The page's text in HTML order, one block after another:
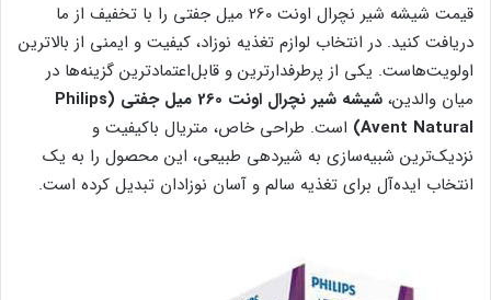
قیمت شیشه شیر نچرال اونت 260 میل جفتی را با تخفیف از ما
دریافت کنید. در انتخاب لوازم تغذیه نوزاد، کیفیت و ایمنی از بالاترین
اولویت‌هاست. یکی از پرطرفدارترین و قابل‌اعتمادترین گزینه‌ها در
میان والدین،
شیشه شیر نچرال اونت 260 میل جفتی (Philips
Avent Natural) است. طراحی خاص، متریال باکیفیت و
نزدیک‌ترین شبیه‌سازی به شیردهی طبیعی، این محصول را به یک
انتخاب ایده‌آل برای تغذیه سالم و آسان نوزادان تبدیل کرده است.